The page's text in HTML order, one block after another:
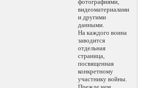
фотографиями,
видеоматериалами
и другими
данными.
На каждого воина
заводится
отдельная
страница,
посвященная
конкретному
участнику войны.